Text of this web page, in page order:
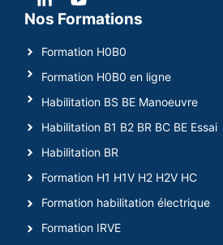
Nos Formations
Formation H0B0
Formation H0B0 en ligne
Habilitation BS BE Manoeuvre
Habilitation B1 B2 BR BC BE Essai
Habilitation BR
Formation H1 H1V H2 H2V HC
Formation habilitation électrique
Formation IRVE